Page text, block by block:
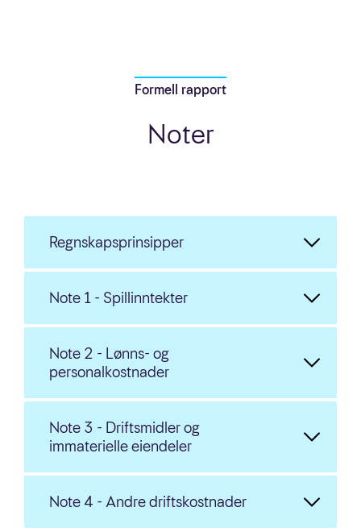
Formell rapport
Noter
Regnskapsprinsipper
Note 1 - Spillinntekter
Note 2 - Lønns- og
personalkostnader
Note 3 - Driftsmidler og
immaterielle eiendeler
Note 4 - Andre driftskostnader